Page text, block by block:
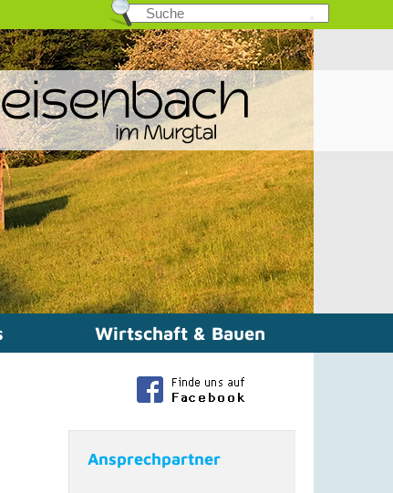
Wirtschaft & Bauen
Ansprechpartner